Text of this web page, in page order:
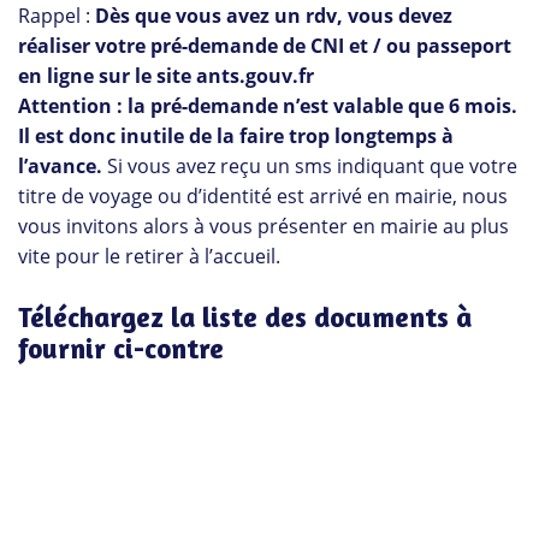
Rappel : Dès que vous avez un rdv, vous devez
réaliser votre pré-demande de CNI et / ou passeport
en ligne sur le site ants.gouv.fr
Attention : la pré-demande n’est valable que 6 mois.
Il est donc inutile de la faire trop longtemps à
l’avance. Si vous avez reçu un sms indiquant que votre
titre de voyage ou d’identité est arrivé en mairie, nous
vous invitons alors à vous présenter en mairie au plus
vite pour le retirer à l’accueil.
Téléchargez la liste des documents à
fournir ci-contre